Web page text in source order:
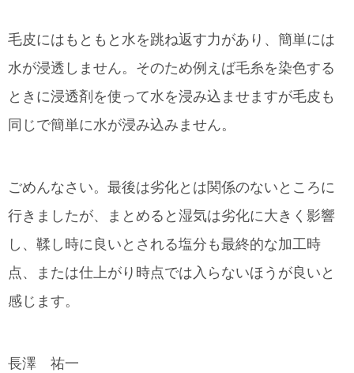
毛皮にはもともと水を跳ね返す力があり、簡単には
水が浸透しません。そのため例えば毛糸を染色する
ときに浸透剤を使って水を浸み込ませますが毛皮も
同じで簡単に水が浸み込みません。
ごめんなさい。最後は劣化とは関係のないところに
行きましたが、まとめると湿気は劣化に大きく影響
し、鞣し時に良いとされる塩分も最終的な加工時
点、または仕上がり時点では入らないほうが良いと
感じます。
長澤 祐一